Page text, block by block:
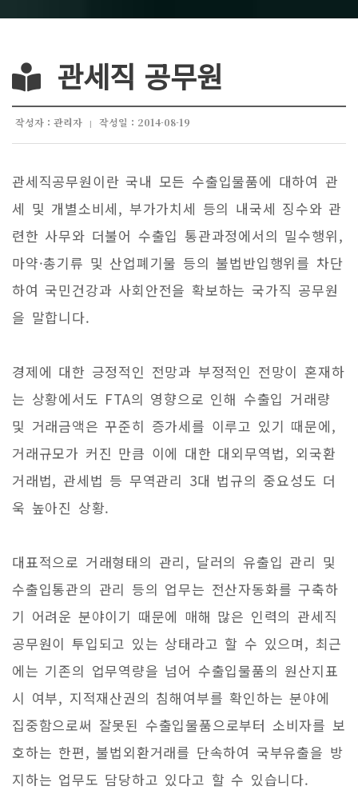
관세직 공무원
작성자 : 관리자 | 작성일 : 2014-08-19
관세직공무원이란 국내 모든 수출입물품에 대하여 관
세 및 개별소비세, 부가가치세 등의 내국세 징수와 관
련한 사무와 더불어 수출입 통관과정에서의 밀수행위,
마약·총기류 및 산업폐기물 등의 불법반입행위를 차단
하여 국민건강과 사회안전을 확보하는 국가직 공무원
을 말합니다.
경제에 대한 긍정적인 전망과 부정적인 전망이 혼재하
는 상황에서도 FTA의 영향으로 인해 수출입 거래량
및 거래금액은 꾸준히 증가세를 이루고 있기 때문에,
거래규모가 커진 만큼 이에 대한 대외무역법, 외국환
거래법, 관세법 등 무역관리 3대 법규의 중요성도 더
욱 높아진 상황.
대표적으로 거래형태의 관리, 달러의 유출입 관리 및
수출입통관의 관리 등의 업무는 전산자동화를 구축하
기 어려운 분야이기 때문에 매해 많은 인력의 관세직
공무원이 투입되고 있는 상태라고 할 수 있으며, 최근
에는 기존의 업무역량을 넘어 수출입물품의 원산지표
시 여부, 지적재산권의 침해여부를 확인하는 분야에
집중함으로써 잘못된 수출입물품으로부터 소비자를 보
호하는 한편, 불법외환거래를 단속하여 국부유출을 방
지하는 업무도 담당하고 있다고 할 수 있습니다.